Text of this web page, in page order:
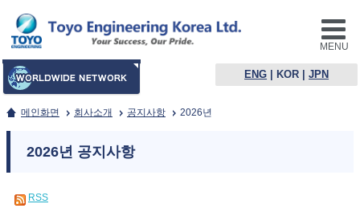
MENU
ENG KOR |JPN
메인화면 회사소개 공지사항 2026년
2026년 공지사항
RSS